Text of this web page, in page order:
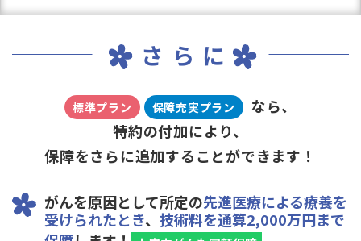
さらに
標準プラン 保障充実プラン
なら、
特約の付加により、
保障をさらに追加することができます！
がんを原因として所定の先進医療による療養を
受けられたとき、 技術料を通算2,000万円まで